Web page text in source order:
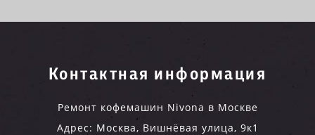
Контактная информация
Ремонт кофемашин Nivona в Москве
Адрес: Москва, Вишнёвая улица, 9к1